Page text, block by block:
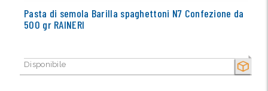
SECCO
Pasta di semola Barilla spaghettoni N7 Confezione da
500 gr RAINERI
Disponibile